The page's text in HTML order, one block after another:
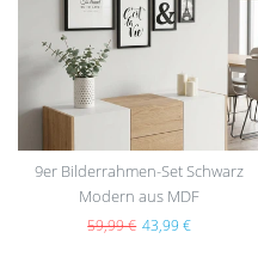
9er Bilderrahmen-Set Schwarz
Modern aus MDF
59,99 € 43,99 €